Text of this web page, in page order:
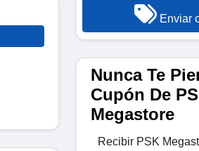
Enviar
Nunca Te
Cupón De
Megastore
Recibir PSK